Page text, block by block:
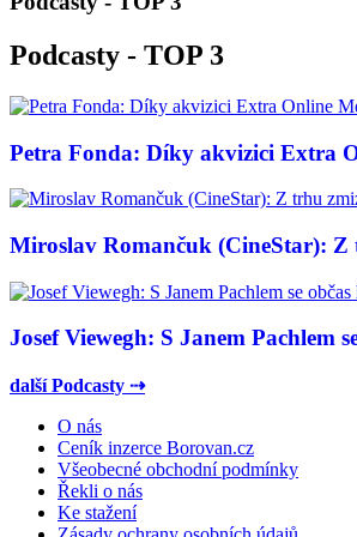
Podcasty - TOP 3
Petra Fonda: Díky akvizici Extra
Miroslav Romančuk (CineStar): Z
Josef Viewegh: S Janem Pachlem
další Podcasty ⇢
O nás
Ceník inzerce Borovan.cz
Všeobecné obchodní podmínky
Řekli o nás
Ke stažení